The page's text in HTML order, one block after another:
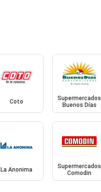
Coto
Supermercados
Buenos Días
La Anonima
Supermercados
Comodin